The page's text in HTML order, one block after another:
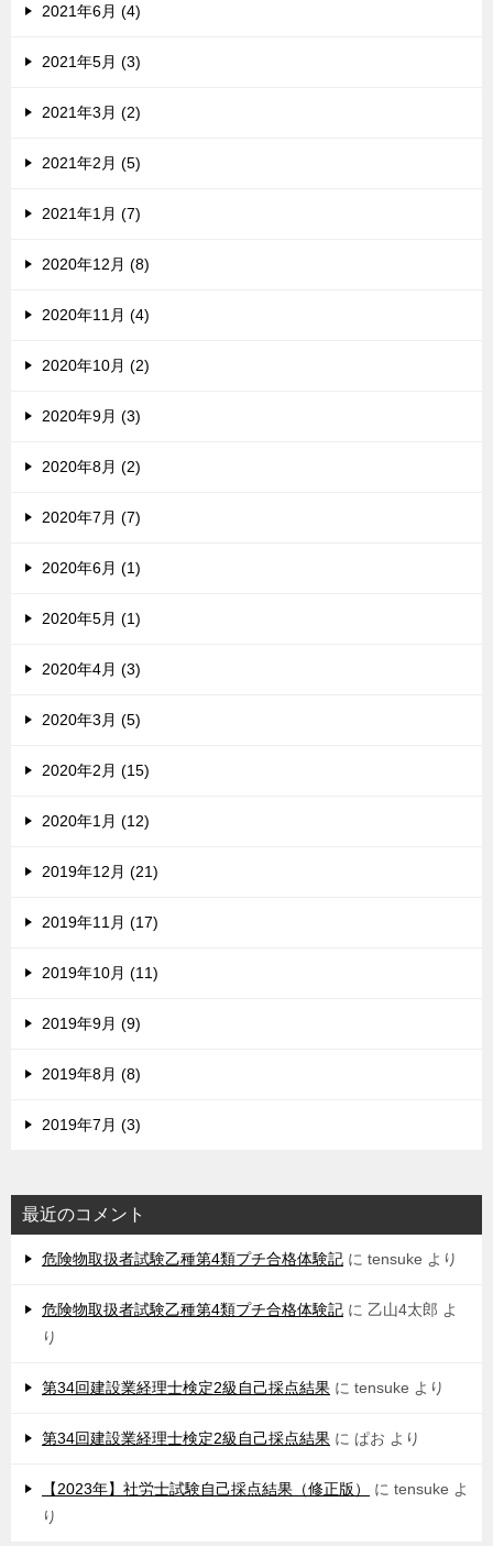
2021年6月 (4)
2021年5月 (3)
2021年3月 (2)
2021年2月 (5)
2021年1月 (7)
2020年12月 (8)
2020年11月 (4)
2020年10月 (2)
2020年9月 (3)
2020年8月 (2)
2020年7月 (7)
2020年6月 (1)
2020年5月 (1)
2020年4月 (3)
2020年3月 (5)
2020年2月 (15)
2020年1月 (12)
2019年12月 (21)
2019年11月 (17)
2019年10月 (11)
2019年9月 (9)
2019年8月 (8)
2019年7月 (3)
最近のコメント
危険物取扱者試験乙種第4類プチ合格体験記 に tensuke より
危険物取扱者試験乙種第4類プチ合格体験記 に 乙山4太郎 よ
り
第34回建設業経理士検定2級自己採点結果 に tensuke より
第34回建設業経理士検定2級自己採点結果 に ぱお より
【2023年】社労士試験自己採点結果（修正版） に tensuke よ
り